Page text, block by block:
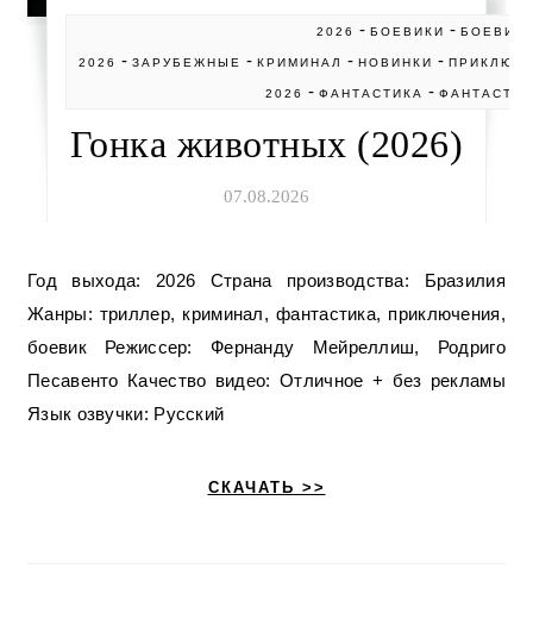
2026 -БОЕВИКИ -
2026 -ЗАРУБЕЖНЫЕ -КРИМИНАЛ -НОВИНКИ -
2026 - ФАНТАСТИКА -
Гонка животных (2026)
07.08.2026
Год выхода: 2026 Страна производства: Бразилия
Жанры: триллер, криминал, фантастика, приключения,
боевик Режиссер: Фернанду Мейреллиш, Родриго
Песавенто Качество видео: Отличное + без рекламы
Язык озвучки: Русский
СКАЧАТЬ >>